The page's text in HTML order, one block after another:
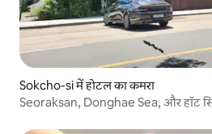
Sokcho-si में होटल का कमरा
Seoraksan, Donghae Sea, और हॉट